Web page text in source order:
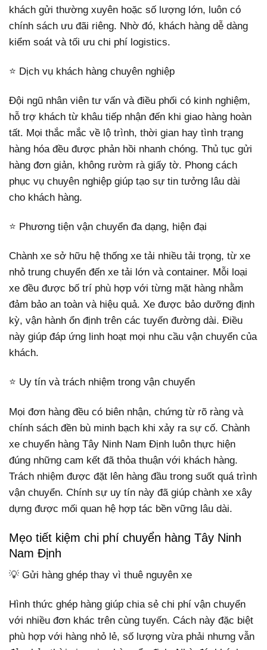
khách gửi thường xuyên hoặc số lượng lớn, luôn có
chính sách ưu đãi riêng. Nhờ đó, khách hàng dễ dàng
kiểm soát và tối ưu chi phí logistics.
⭐ Dịch vụ khách hàng chuyên nghiệp
Đội ngũ nhân viên tư vấn và điều phối có kinh nghiệm,
hỗ trợ khách từ khâu tiếp nhận đến khi giao hàng hoàn
tất. Mọi thắc mắc về lộ trình, thời gian hay tình trạng
hàng hóa đều được phản hồi nhanh chóng. Thủ tục gửi
hàng đơn giản, không rườm rà giấy tờ. Phong cách
phục vụ chuyên nghiệp giúp tạo sự tin tưởng lâu dài
cho khách hàng.
⭐ Phương tiện vận chuyển đa dạng, hiện đại
Chành xe sở hữu hệ thống xe tải nhiều tải trọng, từ xe
nhỏ trung chuyển đến xe tải lớn và container. Mỗi loại
xe đều được bố trí phù hợp với từng mặt hàng nhằm
đảm bảo an toàn và hiệu quả. Xe được bảo dưỡng định
kỳ, vận hành ổn định trên các tuyến đường dài. Điều
này giúp đáp ứng linh hoạt mọi nhu cầu vận chuyển của
khách.
⭐ Uy tín và trách nhiệm trong vận chuyển
Mọi đơn hàng đều có biên nhận, chứng từ rõ ràng và
chính sách đền bù minh bạch khi xảy ra sự cố. Chành
xe chuyển hàng Tây Ninh Nam Định luôn thực hiện
đúng những cam kết đã thỏa thuận với khách hàng.
Trách nhiệm được đặt lên hàng đầu trong suốt quá trình
vận chuyển. Chính sự uy tín này đã giúp chành xe xây
dựng được mối quan hệ hợp tác bền vững lâu dài.
Mẹo tiết kiệm chi phí chuyển hàng Tây Ninh
Nam Định
💡 Gửi hàng ghép thay vì thuê nguyên xe
Hình thức ghép hàng giúp chia sẻ chi phí vận chuyển
với nhiều đơn khác trên cùng tuyến. Cách này đặc biệt
phù hợp với hàng nhỏ lẻ, số lượng vừa phải nhưng vẫn